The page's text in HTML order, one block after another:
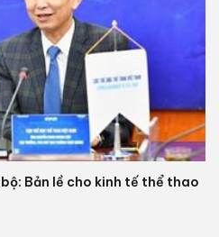
Bản lề cho kinh tế thể thao